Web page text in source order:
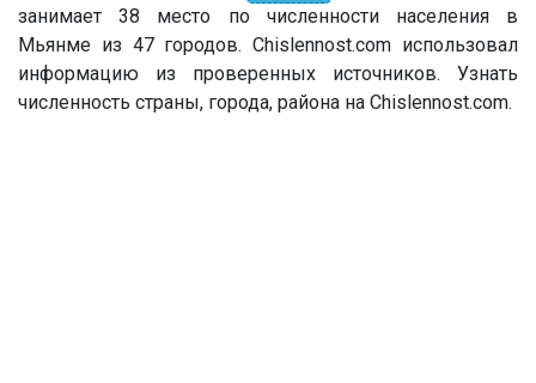
занимает 38 место по численности населения в
Мьянме из 47 городов. Chislennost.com использовал
информацию из проверенных источников. Узнать
численность страны, города, района на Chislennost.com.